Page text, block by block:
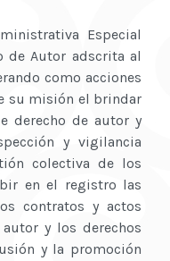
Especial
de Autor adscrita al
como acciones
su misión el brindar
derecho de autor y
y vigilancia
colectiva de los
en el registro las
contratos y actos
y los derechos
y la promoción